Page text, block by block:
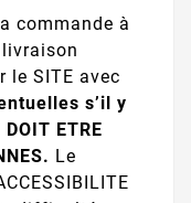
commande à
le SITE avec
s’il y
ETRE
Le